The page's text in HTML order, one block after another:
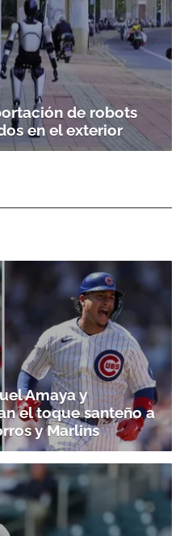
a nuestro boletín.
de robots
en el exterior
Amaya y
el toque santeño a
y Marlins